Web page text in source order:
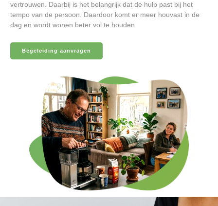
vertrouwen. Daarbij is het belangrijk dat de hulp past bij het
tempo van de persoon. Daardoor komt er meer houvast in de
dag en wordt wonen beter vol te houden.
Begeleiding aanvragen